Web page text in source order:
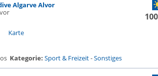
Algarve Alvor
Karte
Kategorie: Sport & Freizeit-Sonstiges